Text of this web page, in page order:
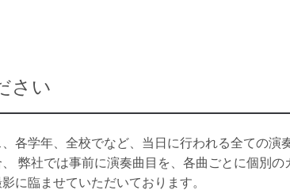
さい
各学年、全校でなど、当日に行われる全ての演
弊社では事前に演奏曲目を、各曲ごとに個別
に臨ませていただいております。